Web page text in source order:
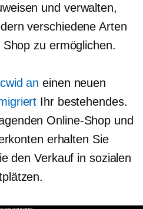
und verwalten,
verschiedene Arten
zu ermöglichen.
an einen neuen
Ihr bestehendes.
Online-Shop und
erhalten Sie
den Verkauf in sozialen